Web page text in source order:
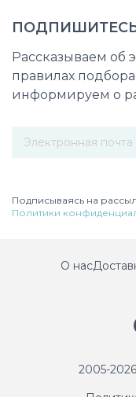
Рассказываем об
правилах
информируем о
Подписываясь на
Политики
О нас
2005-